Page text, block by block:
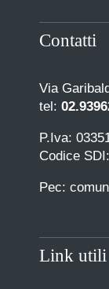
Contatti
Via
tel:
P.Iva:
Codice
Pec:
Link utili